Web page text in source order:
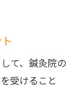
て、鍼灸院の
受けること